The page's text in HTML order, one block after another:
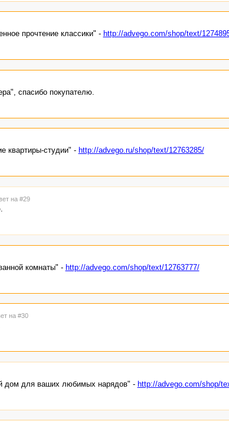
прочтение классики" - http://advego.com/shop/text/
спасибо покупателю.
квартиры-студии" - http://advego.ru/shop/text/12763285/
на #29
комнаты" - http://advego.com/shop/text/12763777/
на #30
дом для ваших любимых нарядов" - http://advego.com/shop/